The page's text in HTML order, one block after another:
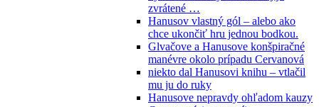
zvrátené …
Hanusov vlastný gól – alebo ako
chce ukončiť hru jednou bodkou.
Glvačove a Hanusove konšpiračné
manévre okolo prípadu Cervanová
niekto dal Hanusovi knihu – vtlačil
mu ju do ruky
Hanusove nepravdy ohľadom kauzy